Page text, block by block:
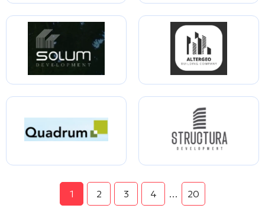
1 2 3 4 … 20